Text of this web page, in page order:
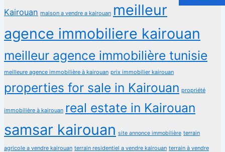
Kairouan maison a vendre a kairouan meilleur
agence immobiliere kairouan
meilleur agence immobilière tunisie
meilleure agence immobilière à kairouan prix immobilier kairouan
properties for sale in Kairouan propriété
immobilière à kairouan real estate in Kairouan
samsar kairouan site annonce immobilière terrain
agricole a vendre kairouan terrain residentiel a vendre kairouan terrain à vendre